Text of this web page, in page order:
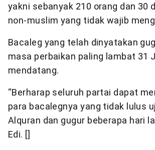
yakni sebanyak 210 orang dan 30
non-muslim yang tidak wajib
Bacaleg yang telah dinyatakan
masa perbaikan paling lambat 31
mendatang.
“Berharap seluruh partai dapat
para bacalegnya yang tidak lulus
Alquran dan gugur beberapa hari
Edi. []